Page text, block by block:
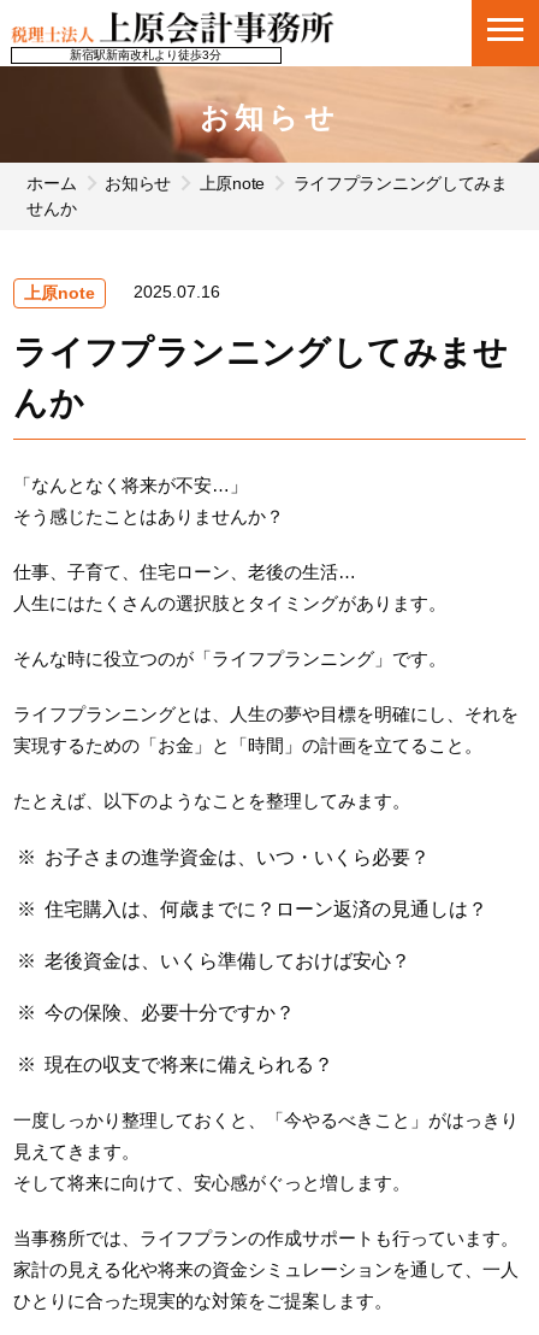
新宿駅新南改札より徒歩3分
お知らせ
ホーム お知らせ 上原note
ライフプランニングしてみま
せんか
上原note 2025.07.16
ライフプランニングしてみませ
んか
「なんとなく将来が不安…」
そう感じたことはありませんか？
仕事、子育て、住宅ローン、老後の生活…
人生にはたくさんの選択肢とタイミングがあります。
そんな時に役立つのが「ライフプランニング」です。
ライフプランニングとは、人生の夢や目標を明確にし、それを
実現するための「お金」と「時間」の計画を立てること。
たとえば、以下のようなことを整理してみます。
お子さまの進学資金は、いつ・いくら必要？
住宅購入は、何歳までに？ローン返済の見通しは？
老後資金は、いくら準備しておけば安心？
今の保険、必要十分ですか？
現在の収支で将来に備えられる？
一度しっかり整理しておくと、「今やるべきこと」がはっきり
見えてきます。
そして将来に向けて、安心感がぐっと増します。
当事務所では、ライフプランの作成サポートも行っています。
家計の見える化や将来の資金シミュレーションを通して、一人
ひとりに合った現実的な対策をご提案します。